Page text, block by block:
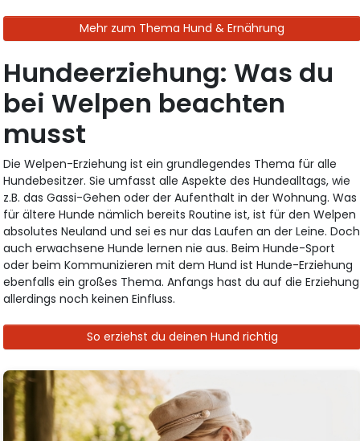
Mehr zum Thema Hund & Ernährung
Hundeerziehung: Was du
bei Welpen beachten
musst
Die Welpen-Erziehung ist ein grundlegendes Thema für alle
Hundebesitzer. Sie umfasst alle Aspekte des Hundealltags, wie
z.B. das Gassi-Gehen oder der Aufenthalt in der Wohnung. Was
für ältere Hunde nämlich bereits Routine ist, ist für den Welpen
absolutes Neuland und sei es nur das Laufen an der Leine. Doch
auch erwachsene Hunde lernen nie aus. Beim Hunde-Sport
oder beim Kommunizieren mit dem Hund ist Hunde-Erziehung
ebenfalls ein großes Thema. Anfangs hast du auf die Erziehung
allerdings noch keinen Einfluss.
So erziehst du deinen Hund richtig